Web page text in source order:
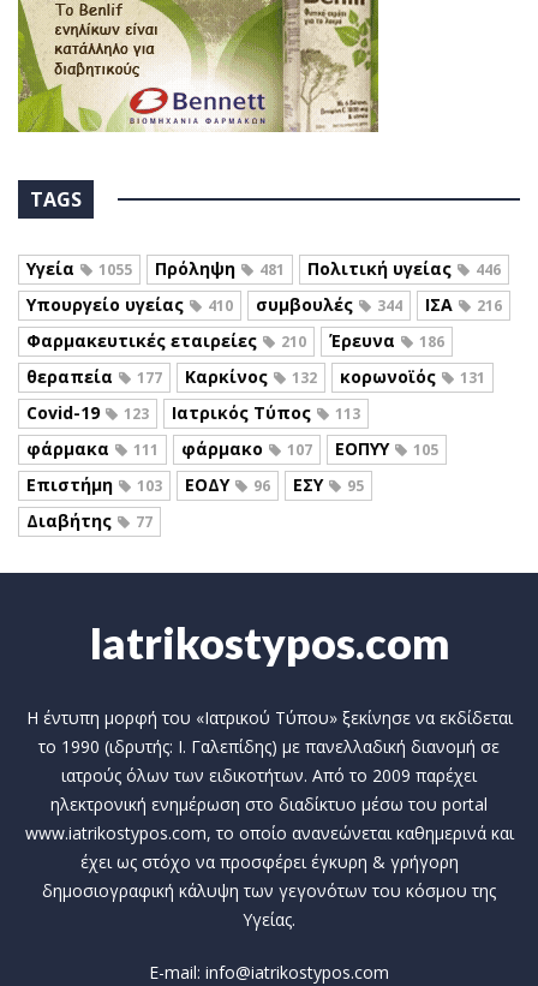
TAGS
Υγεία 1055 Πρόληψη 481 Πολιτική υγείας 446
Υπουργείο υγείας 410 συμβουλές 344 ΙΣΑ 216
Φαρμακευτικές εταιρείες 210 Έρευνα 186
θεραπεία 177 Καρκίνος 132 κορωνοϊός 131
Covid-19 123 Ιατρικός Τύπος 113
φάρμακα 111 φάρμακο 107 ΕΟΠΥΥ 105
Επιστήμη 103 ΕΟΔΥ 96 ΕΣΥ 95
Διαβήτης 77
Iatrikostypos.com
Η έντυπη μορφή του «Ιατρικού Τύπου» ξεκίνησε να εκδίδεται
το 1990 (ιδρυτής: Ι. Γαλεπίδης) με πανελλαδική διανομή σε
ιατρούς όλων των ειδικοτήτων. Από το 2009 παρέχει
ηλεκτρονική ενημέρωση στο διαδίκτυο μέσω του portal
www.iatrikostypos.com, το οποίο ανανεώνεται καθημερινά και
έχει ως στόχο να προσφέρει έγκυρη & γρήγορη
δημοσιογραφική κάλυψη των γεγονότων του κόσμου της
Υγείας.
E-mail: info@iatrikostypos.com